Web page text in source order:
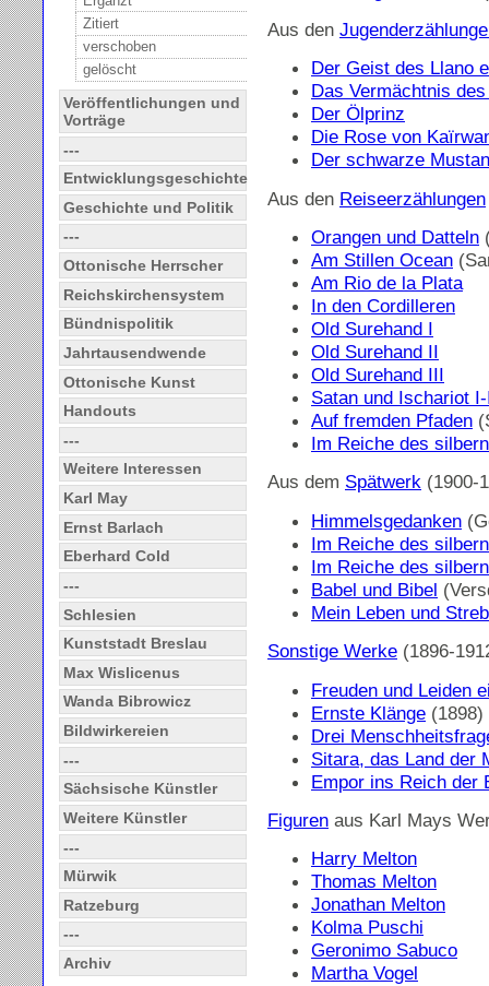
Zitiert
verschoben
gelöscht
Veröffentlichungen und
Vorträge
---
Entwicklungsgeschichte
Geschichte und Politik
---
Ottonische Herrscher
Reichskirchensystem
Bündnispolitik
Jahrtausendwende
Ottonische Kunst
Handouts
---
Weitere Interessen
Karl May
Ernst Barlach
Eberhard Cold
---
Schlesien
Kunststadt Breslau
Max Wislicenus
Wanda Bibrowicz
Bildwirkereien
---
Sächsische Künstler
Weitere Künstler
---
Mürwik
Ratzeburg
---
Archiv
Aus den
Der Geist des Llano
Das Vermächtnis
Der Ölprinz
Die Rose von
Der schwarze
Aus den Reiseerzählungen
Orangen und Datteln
Am Stillen Ocean
Am Rio de la Plata
In den Cordilleren
Old Surehand I
Old Surehand II
Old Surehand III
Satan und Ischariot
Auf fremden Pfaden
Im Reiche des
Aus dem Spätwerk (1900-
Himmelsgedanken
Im Reiche des
Im Reiche des
Babel und Bibel
Mein Leben und
Sonstige Werke (1896-
Freuden und Leiden
Ernste Klänge
Drei
Sitara, das Land der
Empor ins Reich der
Figuren aus Karl Mays
Harry Melton
Thomas Melton
Jonathan Melton
Kolma Puschi
Geronimo Sabuco
Martha Vogel